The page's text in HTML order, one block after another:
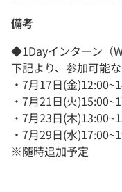
備考
◆1Dayインターン（
下記より、参加可能
・7月17日(金
・7月21日(火
・7月23日(木
・7月29日(水
※随時追加予定